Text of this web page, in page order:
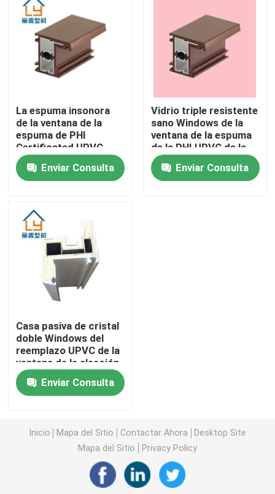
Viaje de la fábrica
Control de calidad
Pida una cita
Perfiles de la puerta de UPVC
Perfiles de la ventana de UPVC
Perfiles de la protuberancia de UPVC
ventana del marco del upvc
ventana de desplazamiento del upvc
Puerta francesa de UPVC
Ventana de aluminio de la rotura termal
Puertas de aluminio de la rotura termal
La espuma insonora
de la ventana de la
espuma de PHI
Certificated UPVC
llenó marcos de
ventanaEnviar Consulta
Vidrio triple resistente
sano Windows de la
ventana de la espuma
de la PHI UPVC de la
aleación de la resina
Enviar Consulta
Casa pasiva de cristal
doble Windows del
reemplazo UPVC de la
ventana de la aleación
de la resina
Enviar Consulta
Inicio Mapa del Sitio Contactar Ahora
Desktop Site
Mapa del Sitio
Privacy Policy